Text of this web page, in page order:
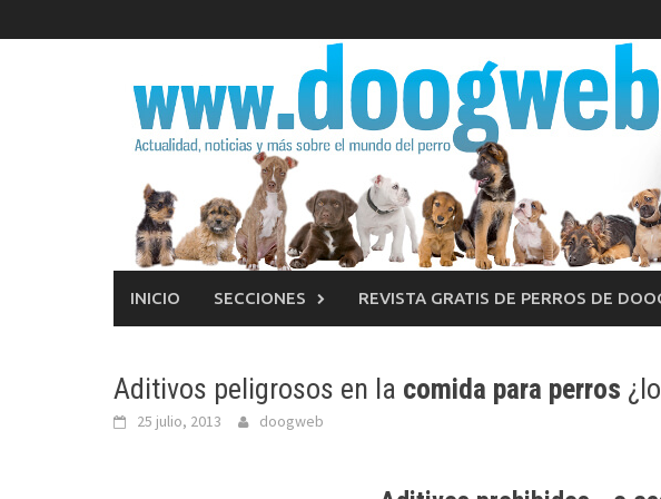
al
INICIO SECCIONES REVISTA GRATIS DE PERROS DE
Aditivos peligrosos en la comida para perros
25 julio, 2013 doogweb